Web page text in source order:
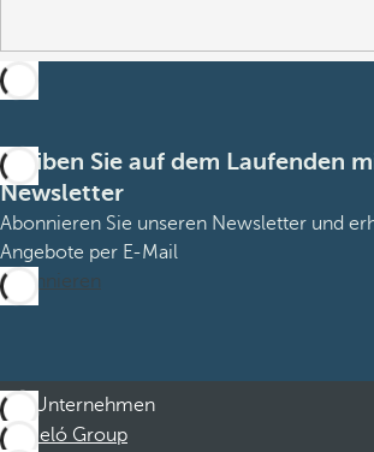
Bleiben Sie auf dem Laufenden
Newsletter
Abonnieren Sie unseren Newsletter und
Angebote per E-Mail
Abonnieren
Unternehmen
Barceló Group